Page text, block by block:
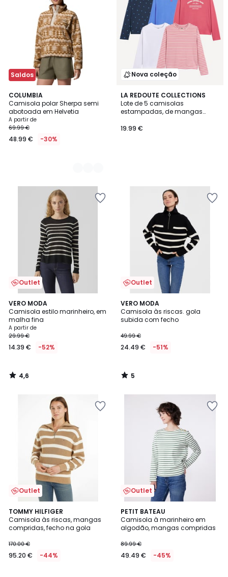
Saldos
COLUMBIA
Camisola polar Sherpa semi
abotoada em Helvetia
A partir de
69.99 €
48.99 € -30%
2
Cores
Nova coleção
LA REDOUTE COLLECTIONS
Lote de 5 camisolas
estampadas, de mangas
19.99 €
Outlet
VERO MODA
Camisola estilo marinheiro, em
malha fina
A partir de
29.99 €
14.39 € -52%
4,6
/ 5
4,6
/
Outlet
VERO MODA
Camisola às riscas. gola
subida com fecho
49.99 €
24.49 € -51%
5
/
5
5
/
Outlet
TOMMY HILFIGER
Camisola às riscas, mangas
compridas, fecho na gola
170.00 €
95.20 € -44%
Outlet
PETIT BATEAU
Camisola à marinheiro em
algodão, mangas compridas
89.99 €
49.49 € -45%
4
/
5
2
Cores